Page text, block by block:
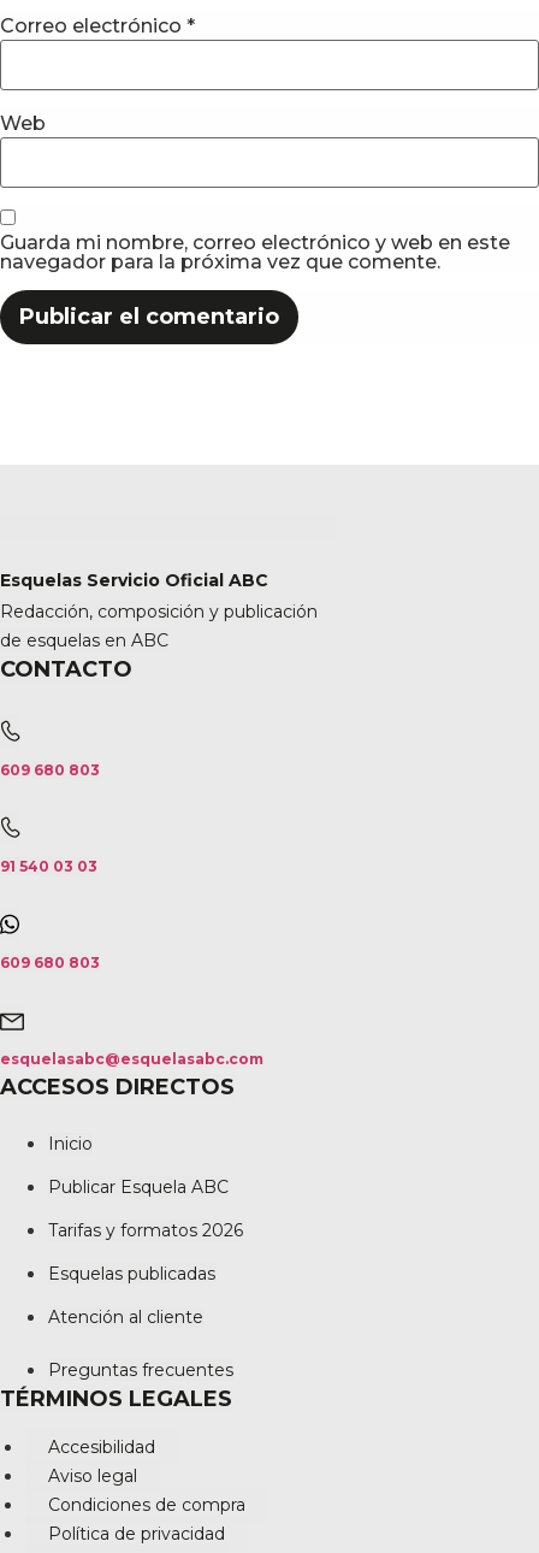
Correo electrónico *
Web
Guarda mi nombre, correo electrónico y web en este
navegador para la próxima vez que comente.
Esquelas Servicio Oficial ABC
Redacción, composición y publicación
de esquelas en ABC
CONTACTO
609 680 803
91 540 03 03
609 680 803
esquelasabc@esquelasabc.com
ACCESOS DIRECTOS
Inicio
Publicar Esquela ABC
Tarifas y formatos 2026
Esquelas publicadas
Atención al cliente
Preguntas frecuentes
TÉRMINOS LEGALES
Accesibilidad
Aviso legal
Condiciones de compra
Política de privacidad